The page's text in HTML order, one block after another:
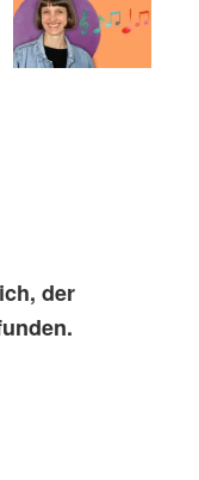
der